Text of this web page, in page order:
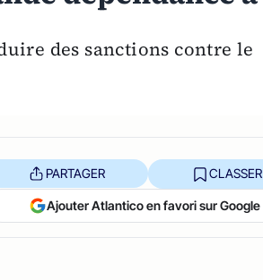
des sanctions contre le
PARTAGER CLASSER
Ajouter Atlantico en favori sur Google